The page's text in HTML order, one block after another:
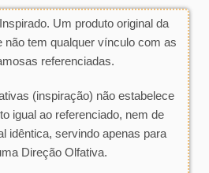
Um produto original da
não tem qualquer vínculo com as
referenciadas.
(inspiração) não estabelece
igual ao referenciado, nem de
idêntica, servindo apenas para
Direção Olfativa.